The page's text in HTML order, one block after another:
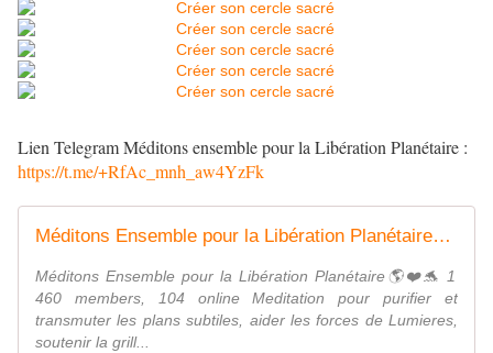
Lien Telegram Méditons ensemble pour la Libération Planétaire :
https://t.me/+RfAc_mnh_aw4YzFk
Méditons Ensemble pour la Libération Planétaire🌎❤️🐬
Méditons Ensemble pour la Libération Planétaire🌎❤️🐬 1
460 members, 104 online Meditation pour purifier et
transmuter les plans subtiles, aider les forces de Lumieres,
soutenir la grill...